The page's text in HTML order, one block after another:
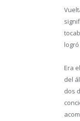
Era
del
dos